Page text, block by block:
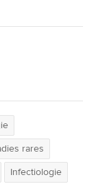
rares
Infectiologie